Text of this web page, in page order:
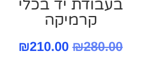
הנוכחי
בעבודת יד בכלי
קרמיקה
₪280.00
המחיר₪210.00